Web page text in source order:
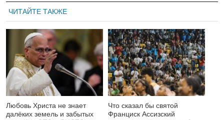
ЧИТАЙТЕ ТАКЖЕ
Любовь Христа не знает
далёких земель и забытых
Что сказал бы святой
Франциск Ассизский